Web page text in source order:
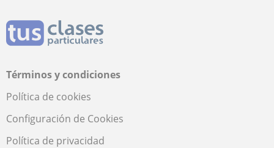
Términos y condiciones
Política de cookies
Configuración de Cookies
Política de privacidad